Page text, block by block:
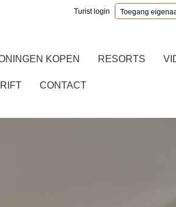
Toegang
Turist login
KOPEN RESORTS
CONTACT